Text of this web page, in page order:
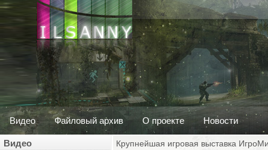
Видео Файловый архив О проекте Новости
Видео Крупнейшая игровая выставка